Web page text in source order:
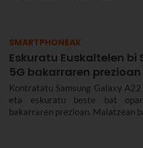
SMARTPHONEAK
Eskuratu Euskaltelen bi
5G bakarraren prezioan
Kontratatu Samsung Galaxy
eta eskuratu beste bat
bakarraren prezioan. Maiatzean